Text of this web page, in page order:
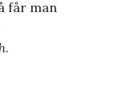
får man
.